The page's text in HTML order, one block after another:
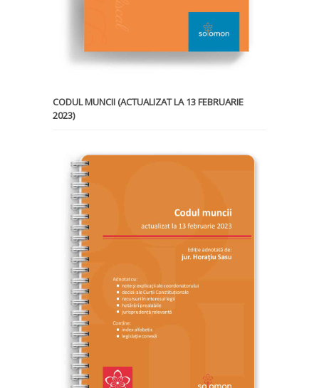
CODUL MUNCII (ACTUALIZAT LA 13 FEBRUARIE
2023)